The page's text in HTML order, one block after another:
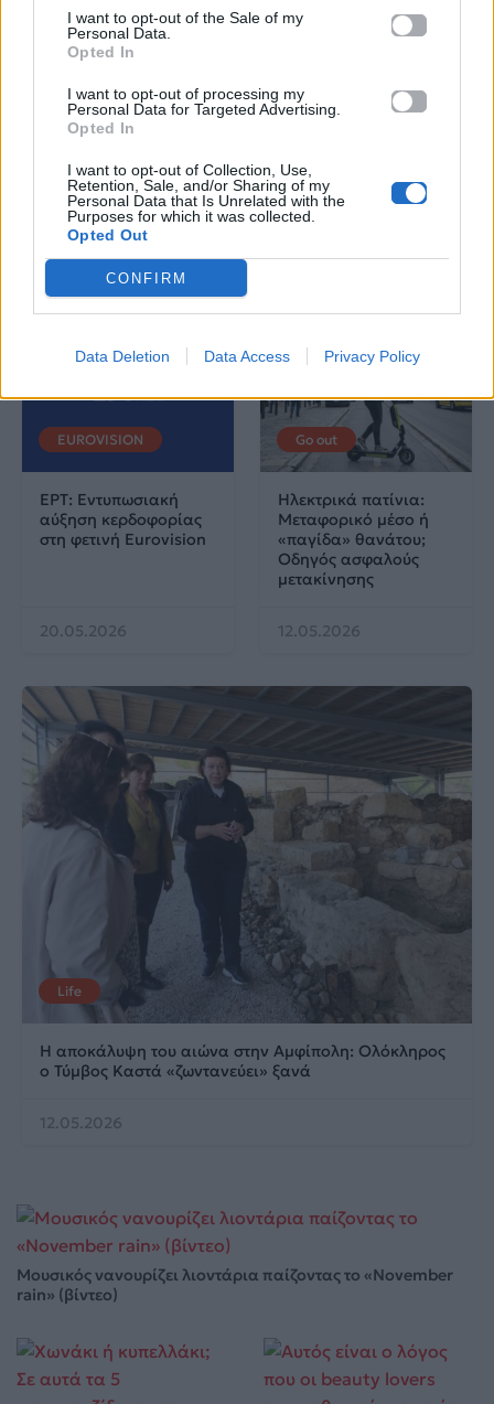
I want to opt-out of the Sale of my
Personal Data.
Opted In
I want to opt-out of processing my
Personal Data for Targeted Advertising.
Opted In
I want to opt-out of Collection, Use,
Retention, Sale, and/or Sharing of my
Personal Data that Is Unrelated with the
Purposes for which it was collected.
Opted Out
CONFIRM
Data Deletion Data Access Privacy Policy
Πού να μην
Αττική: Οι 29
ακατάλληλες παραλίες
25.06.2026
το πρόγραμμα
υποτροφιών
AKTOR4TheFuture
04.06.2026
EUROVISION
ΕΡΤ: Εντυπωσιακή
αύξηση κερδοφορίας
στη φετινή Eurovision
20.05.2026
Go out
Ηλεκτρικά πατίνια:
Μεταφορικό μέσο ή
«παγίδα» θανάτου;
Οδηγός ασφαλούς
μετακίνησης
12.05.2026
Life
Η αποκάλυψη του αιώνα στην Αμφίπολη: Ολόκληρος
ο Τύμβος Καστά «ζωντανεύει» ξανά
12.05.2026
Μουσικός νανουρίζει λιοντάρια παίζοντας το «November
rain» (βίντεο)